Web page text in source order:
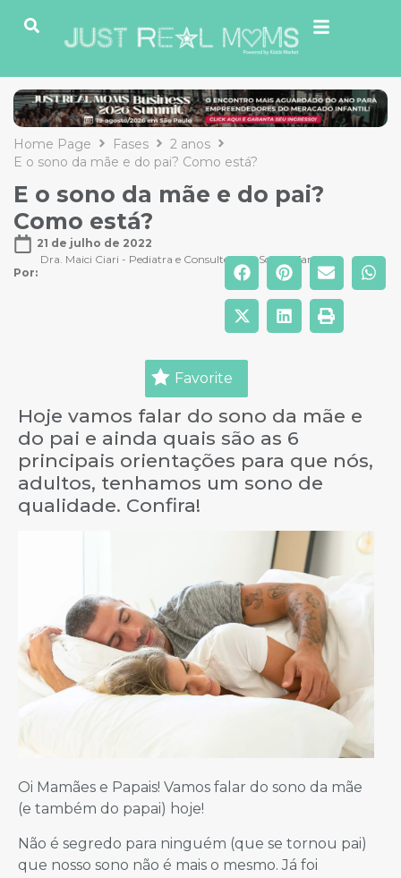
Home Page Fases
2 anos
E o sono da mãe e do pai? Como está?
E o sono da mãe e do pai?
Como está?
21 de julho de 2022
Por:
Dra. Maici Ciari - Pediatra e Consultora do Sono Infantil
Favorite
Hoje vamos falar do sono da mãe e
do pai e ainda quais são as 6
principais orientações para que nós,
adultos, tenhamos um sono de
qualidade. Confira!
Oi Mamães e Papais! Vamos falar do sono da mãe
(e também do papai) hoje!
Não é segredo para ninguém (que se tornou pai)
que nosso sono não é mais o mesmo. Já foi